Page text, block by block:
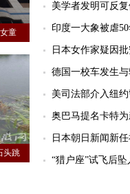
童
头跳
美学者发明可反
印度一大象被虐
日本女作家疑因
德国一校车发生
美司法部介入纽
奥巴马提名卡特
日本朝日新闻新
“猎户座”试飞后